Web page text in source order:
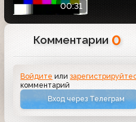
00:31
Комментарии 0
Войдите или
комментарий
Вход через Телеграм